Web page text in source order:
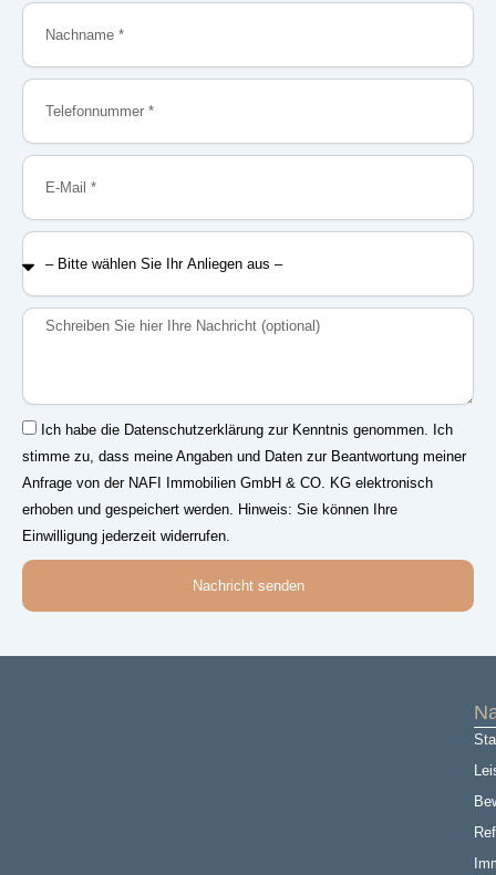
Nachname
Telefonnummer
E-
Mail
–
Bitte
Sie
Ihr
Nachricht
Einwilligung
Ich habe die Datenschutzerklärung zur Kenntnis genommen. Ich
stimme zu, dass meine Angaben und Daten zur Beantwortung meiner
Anfrage von der NAFI Immobilien GmbH & CO. KG elektronisch
erhoben und gespeichert werden. Hinweis: Sie können Ihre
Einwilligung jederzeit widerrufen.
Nachricht senden